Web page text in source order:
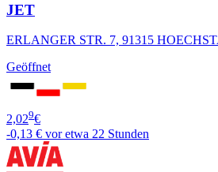
JET
ERLANGER STR. 7, 91315
Geöffnet
2,029€
-0,13 € vor etwa 22 Stunden